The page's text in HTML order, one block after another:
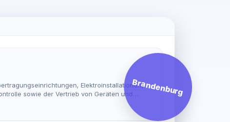
Elektroinstallationen,
sowie der Vertrieb von Geräten undBrandenburg